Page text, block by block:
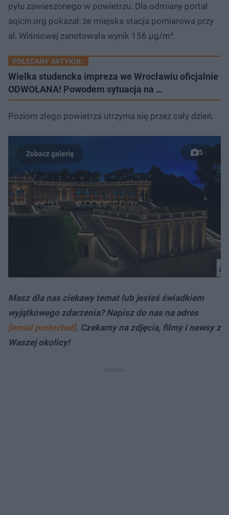
pyłu zawieszonego w powietrzu. Dla odmiany portal
aqicin.org pokazał, że miejska stacja pomiarowa przy
al. Wiśniowej zanotowała wynik 156 µg/m³.
POLECANY ARTYKUŁ:
Wielka studencka impreza we Wrocławiu oficjalnie
ODWOŁANA! Powodem sytuacja na …
Poziom złego powietrza utrzyma się przez cały dzień.
5
Masz dla nas ciekawy temat lub jesteś świadkiem
wyjątkowego zdarzenia? Napisz do nas na adres
[email protected]. Czekamy na zdjęcia, filmy i newsy z
Waszej okolicy!